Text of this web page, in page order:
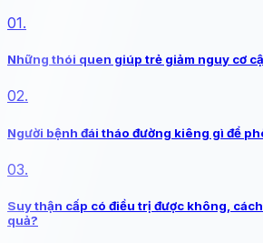
01.
Những thói quen giúp trẻ giảm nguy cơ
02.
Người bệnh đái tháo đường kiêng gì để
03.
Suy thận cấp có điều trị được không,
quả?